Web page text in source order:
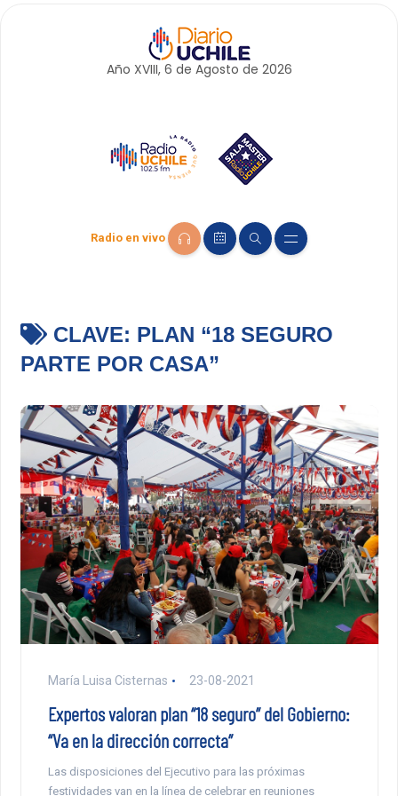
Año XVIII, 6 de Agosto de 2026
Radio en vivo
CLAVE: PLAN “18 SEGURO
PARTE POR CASA”
María Luisa Cisternas 23-08-2021
Expertos valoran plan “18 seguro” del Gobierno:
“Va en la dirección correcta”
Las disposiciones del Ejecutivo para las próximas
festividades van en la línea de celebrar en reuniones